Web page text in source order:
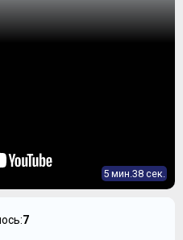
5 мин.38 сек.
7